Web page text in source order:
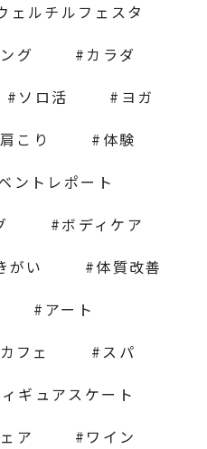
ェルチルフェスタ
グ
カラダ
ソロ活
ヨガ
肩こり
体験
ントレポート
ボディケア
がい
体質改善
アート
カフェ
スパ
ギュアスケート
ア
ワイン